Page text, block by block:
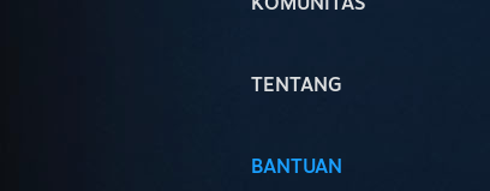
TENTANG
BANTUAN